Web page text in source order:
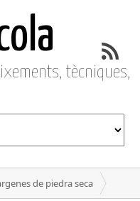
tècniques,
de piedra seca